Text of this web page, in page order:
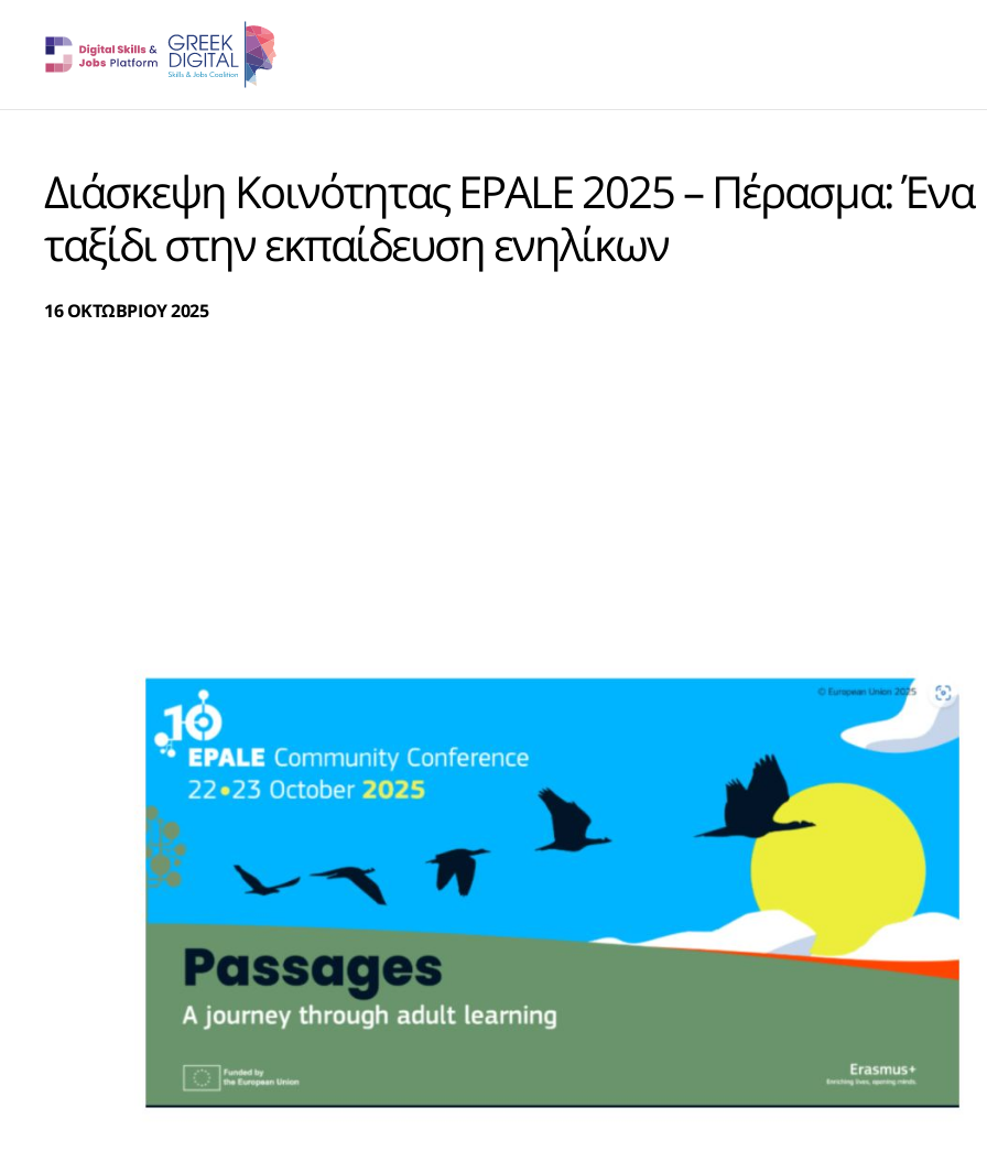
Διάσκεψη Κοινότητας EPALE 2025 – Πέρασμα: Ένα
ταξίδι στην εκπαίδευση ενηλίκων
16 ΟΚΤΩΒΡΙΟΥ 2025